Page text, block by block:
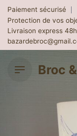
Skip
content
Paiement sécurisé
Protection de vos
Livraison express 48h
Broc